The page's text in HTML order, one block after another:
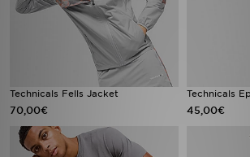
Technicals Fells Jacket
70,00€
Technicals
45,00€